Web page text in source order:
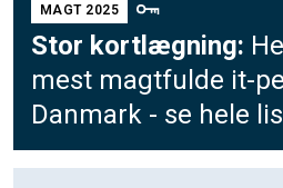
MAGT 2025
Stor kortlægning:
mest magtfulde it-
Danmark - se hele